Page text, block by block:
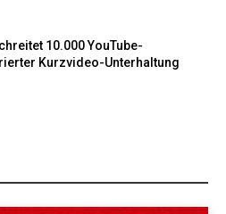
10.000 YouTube-
Kurzvideo-Unterhaltung